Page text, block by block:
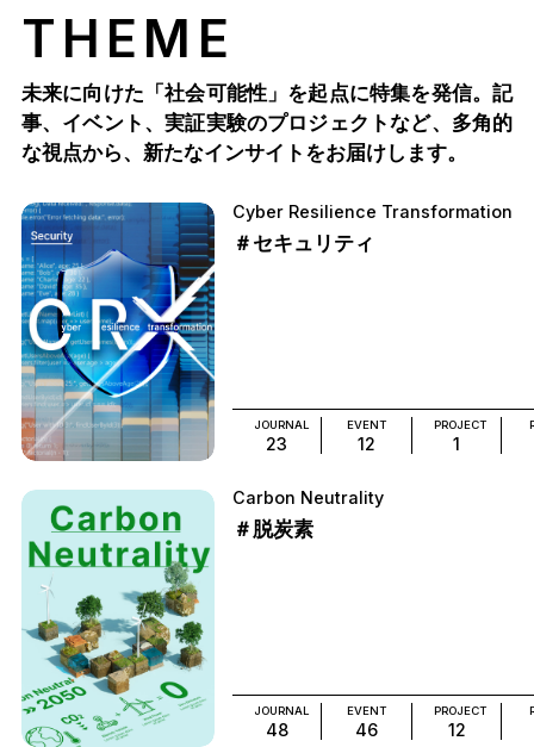
THEME
未来に向けた「社会可能性」を起点に特集を発信。記
事、イベント、実証実験のプロジェクトなど、多角的
な視点から、新たなインサイトをお届けします。
Cyber Resilience Transformation
＃セキュリティ
JOURNAL
23
EVENT
12
PROJECT
1
Carbon Neutrality
＃脱炭素
JOURNAL
48
EVENT
46
PROJECT
12